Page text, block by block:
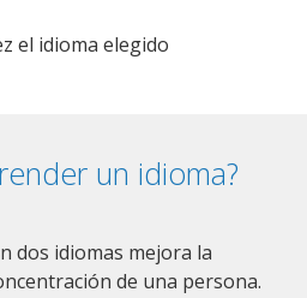
el idioma elegido
un idioma?
dos idiomas mejora la
de una persona.